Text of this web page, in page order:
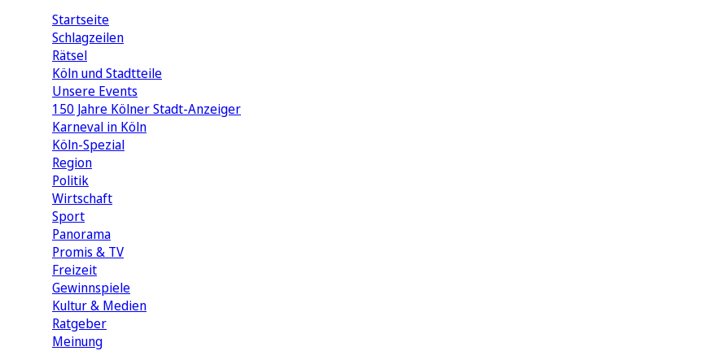
Startseite
Schlagzeilen
Rätsel
Köln und Stadtteile
Unsere Events
150 Jahre Kölner Stadt-Anzeiger
Karneval in Köln
Köln-Spezial
Region
Politik
Wirtschaft
Sport
Panorama
Promis & TV
Freizeit
Gewinnspiele
Kultur & Medien
Ratgeber
Meinung